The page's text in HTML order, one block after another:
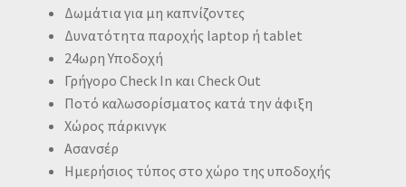
Δωμάτια για μη καπνίζοντες
Δυνατότητα παροχής laptop ή tablet
24ωρη Υποδοχή
Γρήγορο Check In και Check Out
Ποτό καλωσορίσματος κατά την άφιξη
Χώρος πάρκινγκ
Ασανσέρ
Ημερήσιος τύπος στο χώρο της υποδοχής